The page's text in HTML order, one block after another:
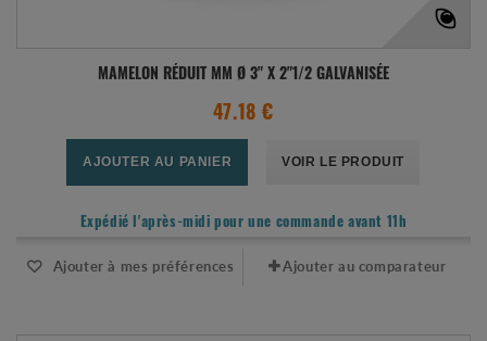
MAMELON RÉDUIT MM Ø 3" X 2"1/2 GALVANISÉE
47.18 €
AJOUTER AU PANIER VOIR LE PRODUIT
Expédié l'après-midi pour une commande avant 11h
Ajouter à mes préférences Ajouter au comparateur